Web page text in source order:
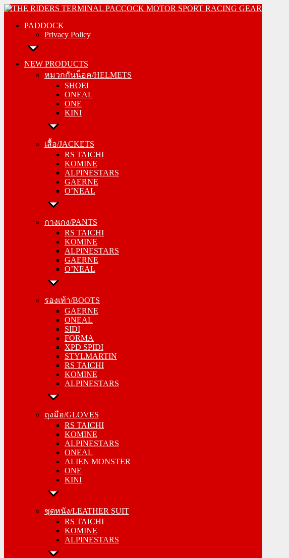
Skip
contentPADDOCK
Privacy Policy
NEW PRODUCTS
หมวกกันน็อค/HELMETS
SHOEI
ONEAL
ONE
KINI
เสื้อ/JACKETS
RS TAICHI
KOMINE
ALPINESTARS
GAERNE
O’NEAL
กางเกง/PANTS
RS TAICHI
KOMINE
ALPINESTARS
GAERNE
O’NEAL
รองเท้า/BOOTS
GAERNE
ONEAL
SIDI
FORMA
XPD SPIDI
STYLMARTIN
RS TAICHI
KOMINE
ALPINESTARS
ถุงมือ/GLOVES
RS TAICHI
KOMINE
ALPINESTARS
ONEAL
ALIEN MONSTER
ONE
KINI
ชุดหนัง/LEATHER SUIT
RS TAICHI
KOMINE
ALPINESTARS
Privacy Policy
หมวกกันน็อค/HELMETS
SHOEI
ONEAL
ONE
KINI
RS TAICHI
KOMINE
ALPINESTARS
GAERNE
O’NEAL
RS TAICHI
KOMINE
ALPINESTARS
GAERNE
O’NEAL
GAERNE
ONEAL
SIDI
FORMA
XPD SPIDI
STYLMARTIN
RS TAICHI
KOMINE
ALPINESTARS
RS TAICHI
KOMINE
ALPINESTARS
ONEAL
ALIEN MONSTER
ONE
KINI
RS TAICHI
KOMINE
ALPINESTARS